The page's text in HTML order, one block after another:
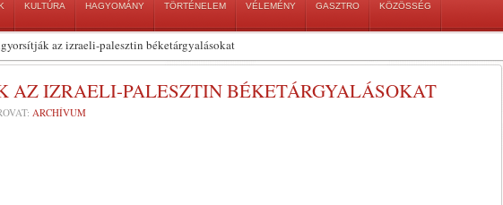
KULTÚRA HAGYOMÁNY TÖRTÉNELEM VÉLEMÉNY GASZTRO KÖZÖSSÉG
az izraeli-palesztin béketárgyalásokat
AZ IZRAELI-PALESZTIN BÉKETÁRGYALÁSOKAT
ARCHÍVUM